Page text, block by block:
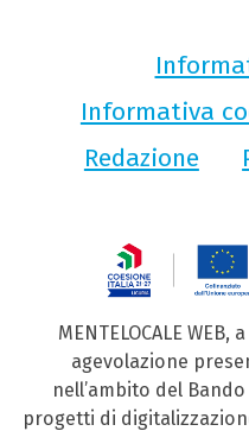
Informativa
Redazione
MENTELOCALE
agevolazione
nell’ambito del
progetti di